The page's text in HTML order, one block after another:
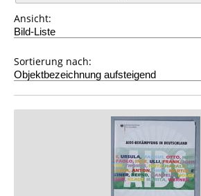
Ansicht:
Sortierung nach: